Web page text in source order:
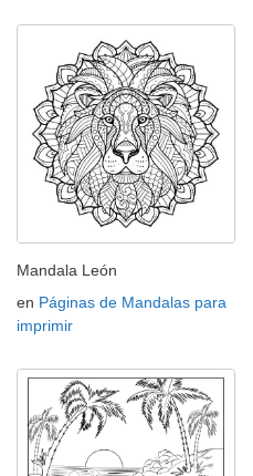
Mandala León
en Páginas de Mandalas para
imprimir